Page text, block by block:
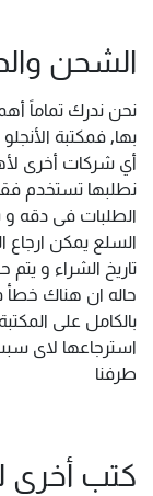
الشحن
نحن ندرك تماماً
بها, فمكتبة
أي شركات أخرى
نطلبها تستخدم
الطلبات فى دقه و
السلع يمكن ارجاع
تاريخ الشراء و
حاله ان هناك خطأ
بالكامل على
استرجاعها لاى
طرفنا
كتب أخرى